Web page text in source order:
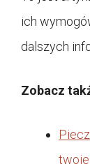
ich
dalszych
Zobacz